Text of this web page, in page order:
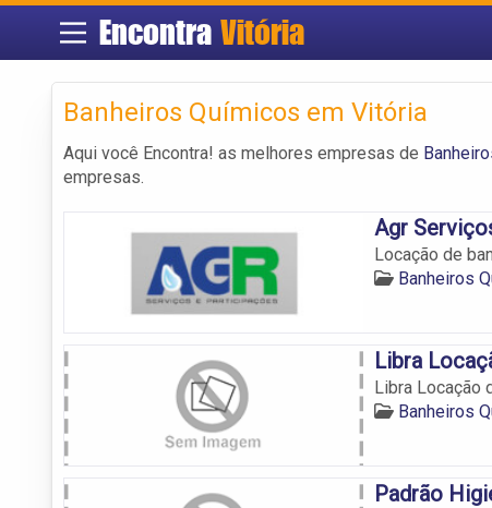
Encontra Vitória
Banheiros Químicos em Vitória
Aqui você Encontra! as melhores empresas de
empresas.
Agr
Locação de
Banheiros
Libra
Libra Locação
Banheiros
Padrão